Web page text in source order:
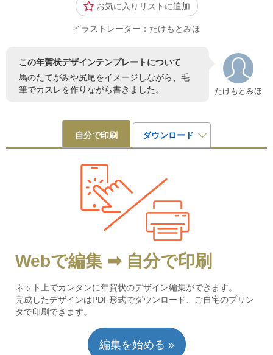
お気に入りリストに追加
イラストレーター：たけもとみほ
たけもとみほ
この年賀状デザインテンプレートについて
馬のたてがみや尻尾をイメージしながら、毛
筆でカスレを作りながら書きました。
自分で印刷 ダウンロード
Webで編集 ➡ 自分で印刷
ネット上でカンタンに年賀状のデザイン編集ができます。
完成したデザインはPDF形式でダウンロード、ご自宅のプリン
タで印刷できます。
編集を始める »